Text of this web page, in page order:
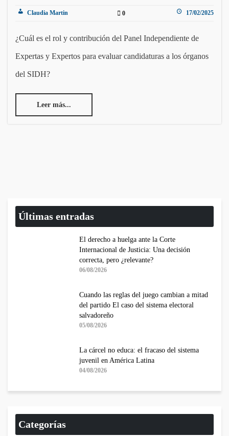
Claudia Martin 0 17/02/2025
¿Cuál es el rol y contribución del Panel Independiente de
Expertas y Expertos para evaluar candidaturas a los órganos
del SIDH?
Leer más...
Últimas entradas
El derecho a huelga ante la Corte
Internacional de Justicia: Una decisión
correcta, pero ¿relevante?
06/08/2026
Cuando las reglas del juego cambian a mitad
del partido El caso del sistema electoral
salvadoreño
05/08/2026
La cárcel no educa: el fracaso del sistema
juvenil en América Latina
04/08/2026
Categorías